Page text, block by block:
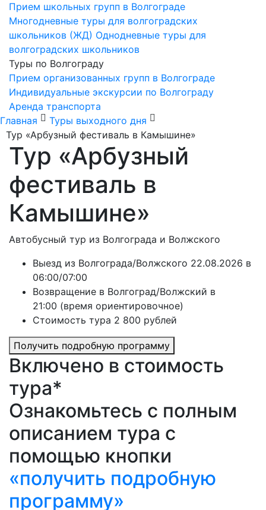
Прием школьных групп в Волгограде
Многодневные туры для волгоградских
школьников (ЖД) Однодневные туры для
волгоградских школьников
Туры по Волгограду
Прием организованных групп в Волгограде
Индивидуальные экскурсии по Волгограду
Аренда транспорта
Главная
Туры выходного дня
Тур «Арбузный фестиваль в Камышине»
Тур «Арбузный
фестиваль в
Камышине»
Автобусный тур из Волгограда и Волжского
Выезд из Волгограда/Волжского 22.08.2026 в
06:00/07:00
Возвращение в Волгоград/Волжский в
21:00 (время ориентировочное)
Стоимость тура 2 800 рублей
Получить подробную программу
Включено в стоимость
тура*
Ознакомьтесь с полным
описанием тура с
помощью кнопки
«получить подробную
программу»